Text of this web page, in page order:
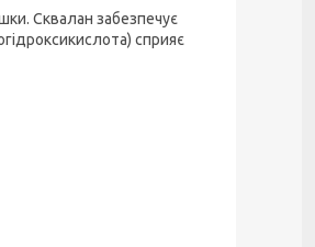
Сквалан забезпечує
сприяє